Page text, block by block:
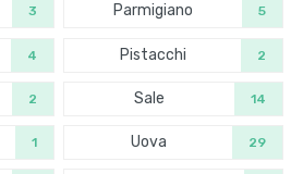
3 Parmigiano 5
4 Pistacchi 2
2 Sale 14
1 Uova 29